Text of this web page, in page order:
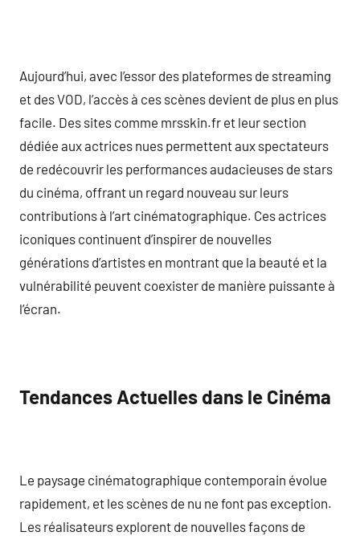
Aujourd’hui, avec l’essor des plateformes de streaming
et des VOD, l’accès à ces scènes devient de plus en plus
facile. Des sites comme mrsskin.fr et leur section
dédiée aux actrices nues permettent aux spectateurs
de redécouvrir les performances audacieuses de stars
du cinéma, offrant un regard nouveau sur leurs
contributions à l’art cinématographique. Ces actrices
iconiques continuent d’inspirer de nouvelles
générations d’artistes en montrant que la beauté et la
vulnérabilité peuvent coexister de manière puissante à
l’écran.
Tendances Actuelles dans le Cinéma
Le paysage cinématographique contemporain évolue
rapidement, et les scènes de nu ne font pas exception.
Les réalisateurs explorent de nouvelles façons de